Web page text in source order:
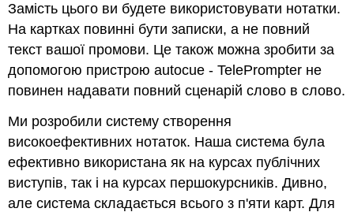
Замість цього ви будете використовувати нотатки.
На картках повинні бути записки, а не повний
текст вашої промови. Це також можна зробити за
допомогою пристрою autocue - TelePrompter не
повинен надавати повний сценарій слово в слово.
Ми розробили систему створення
високоефективних нотаток. Наша система була
ефективно використана як на курсах публічних
виступів, так і на курсах першокурсників. Дивно,
але система складається всього з п'яти карт. Для